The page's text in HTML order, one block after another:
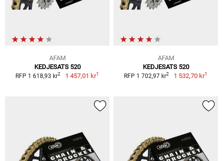
AFAM
KEDJESATS 520
RFP 1 618,93 kr2 1 457,01 kr1
AFAM
KEDJESATS 520
RFP 1 702,97 kr2 1 532,70 kr1